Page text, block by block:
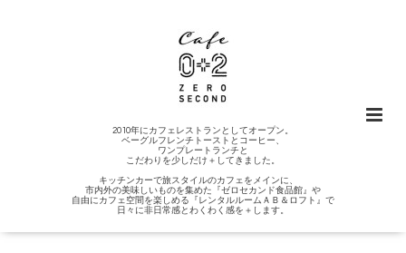
2010年にカフェレストランとしてオープン。
ベーグルフレンチトーストとコーヒー、
ワンプレートランチと
こだわりを少しだけ＋してきました。
キッチンカーで旅スタイルのカフェをメインに、
市内外の美味しいものを集めた『ゼロセカンド食品館』や
自由にカフェ空間を楽しめる『レンタルルームＡＢ＆ロフト』で
日々に非日常感とわくわく感を＋します。